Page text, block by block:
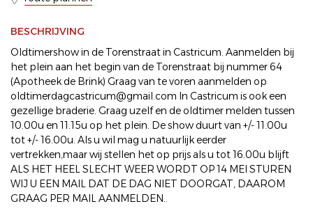
BESCHRIJVING
Oldtimershow in de Torenstraat in Castricum. Aanmelden bij
het plein aan het begin van de Torenstraat bij nummer 64
(Apotheek de Brink) Graag van te voren aanmelden op
oldtimerdagcastricum@gmail.com In Castricum is ook een
gezellige braderie. Graag uzelf en de oldtimer melden tussen
10.00u en 11.15u op het plein. De show duurt van +/- 11.00u
tot +/- 16.00u. Als u wil mag u natuurlijk eerder
vertrekken,maar wij stellen het op prijs als u tot 16.00u blijft
ALS HET HEEL SLECHT WEER WORDT OP 14 MEI STUREN
WIJ U EEN MAIL DAT DE DAG NIET DOORGAT, DAAROM
GRAAG PER MAIL AANMELDEN..